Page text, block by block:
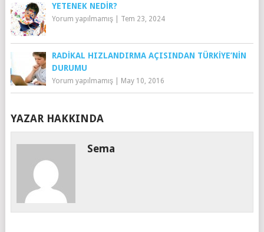
YETENEK NEDIR?
Yorum yapılmamış| Tem 23, 2024
RADIKAL HIZLANDIRMA AÇISINDAN TÜRKIYE’NIN
DURUMU
Yorum yapılmamış| May 10, 2016
YAZAR HAKKINDA
Sema